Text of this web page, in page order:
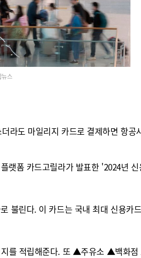
스
라도 마일리지 카드로 결제하면 항공
폼 카드고릴라가 발표한 '2024년
린다. 이 카드는 국내 최대 신용카
지를 적립해준다. 또 ▲주유소 ▲백